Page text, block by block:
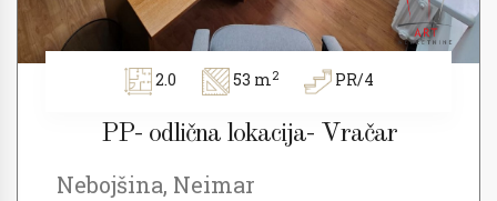
2.0 53 m2 PR/4
PP- odlična lokacija- Vračar
Nebojšina, Neimar